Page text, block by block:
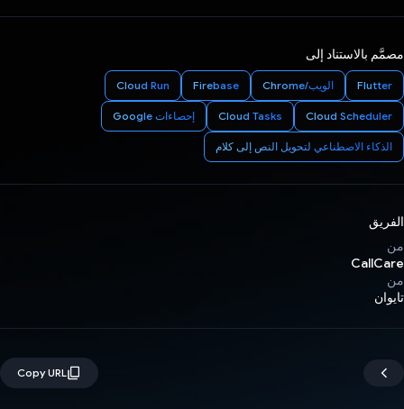
مصمَّم بالاستناد إلى
Flutter الويب/Chrome Firebase
Cloud Run
Cloud Scheduler
Cloud Tasks إحصاءات Google
الذكاء الاصطناعي لتحويل النص إلى كلام
الفريق
من
CallCare
من
تايوان